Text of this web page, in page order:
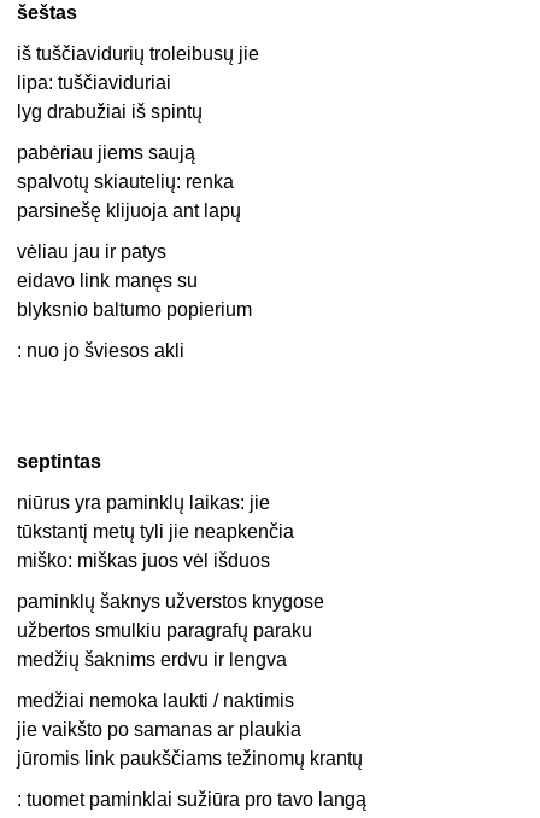
šeštas
iš tuščiavidurių troleibusų jie
lipa: tuščiaviduriai
lyg drabužiai iš spintų
pabėriau jiems saują
spalvotų skiautelių: renka
parsinešę klijuoja ant lapų
vėliau jau ir patys
eidavo link manęs su
blyksnio baltumo popierium
: nuo jo šviesos akli
septintas
niūrus yra paminklų laikas: jie
tūkstantį metų tyli jie neapkenčia
miško: miškas juos vėl išduos
paminklų šaknys užverstos knygose
užbertos smulkiu paragrafų paraku
medžių šaknims erdvu ir lengva
medžiai nemoka laukti / naktimis
jie vaikšto po samanas ar plaukia
jūromis link paukščiams težinomų krantų
: tuomet paminklai sužiūra pro tavo langą